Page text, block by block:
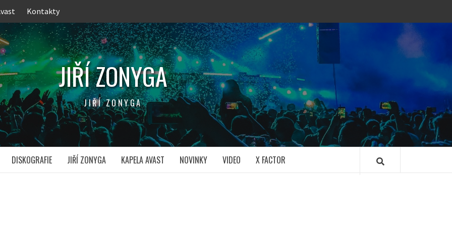
Kontakty
JIŘÍ ZONYGA
JIŘÍ ZONYGA
DISKOGRAFIE JIŘÍ ZONYGA KAPELA AVAST NOVINKY VIDEO X FACTOR